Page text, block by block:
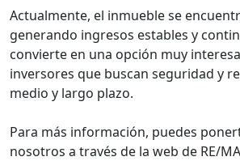
Actualmente, el inmueble se
generando ingresos estables y
convierte en una opción muy
inversores que buscan seguridad y
medio y largo plazo.
Para más información, puedes
nosotros a través de la web de RE/